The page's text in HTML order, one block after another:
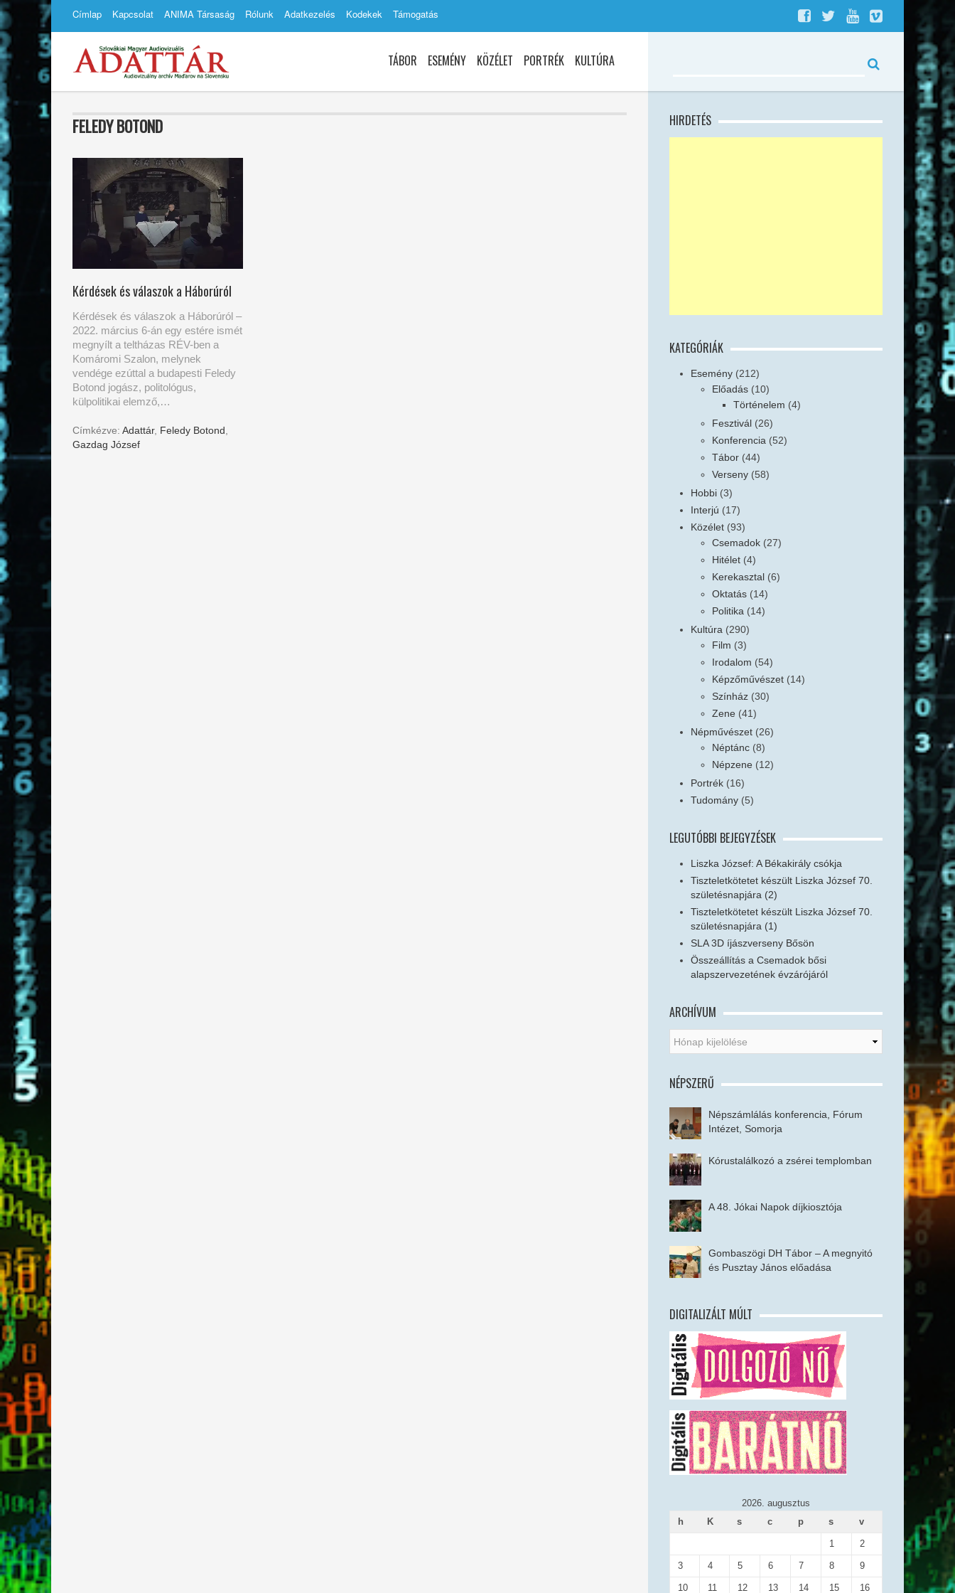
Címlap Kapcsolat ANIMA Társaság Rólunk Adatkezelés Kodekek Támogatás
TÁBOR ESEMÉNY KÖZÉLET PORTRÉK KULTÚRA
FELEDY BOTOND
Kérdések és válaszok a Háborúról
Kérdések és válaszok a Háborúról –
2022. március 6-án egy estére ismét
megnyílt a teltházas RÉV-ben a
Komáromi Szalon, melynek
vendége ezúttal a budapesti Feledy
Botond jogász, politológus,
külpolitikai elemző,…
Címkézve: Adattár, Feledy Botond
Gazdag József
HIRDETÉS
KATEGÓRIÁK
Esemény (212)
Előadás (10)
Történelem (4)
Fesztivál (26)
Konferencia (52)
Tábor (44)
Verseny (58)
Hobbi (3)
Interjú (17)
Közélet (93)
Csemadok (27)
Hitélet (4)
Kerekasztal (6)
Oktatás (14)
Politika (14)
Kultúra (290)
Film (3)
Irodalom (54)
Képzőművészet (14)
Színház (30)
Zene (41)
Népművészet (26)
Néptánc (8)
Népzene (12)
Portrék (16)
Tudomány (5)
LEGUTÓBBI BEJEGYZÉSEK
Liszka József: A Békakirály csókja
Tiszteletkötetet készült Liszka József 70.
születésnapjára (2)
Tiszteletkötetet készült Liszka József 70.
születésnapjára (1)
SLA 3D íjászverseny Bősön
Összeállítás a Csemadok bősi
alapszervezetének évzárójáról
ARCHÍVUM
NÉPSZERŰ
Népszámlálás konferencia, Fórum
Intézet, Somorja
Kórustalálkozó a zsérei templomban
A 48. Jókai Napok díjkiosztója
Gombaszögi DH Tábor – A megnyitó
és Pusztay János előadása
DIGITALIZÁLT MÚLT
2026. augusztus
h
K s c p s v
1 2
3 4 5 6 7 8 9
10 11 12 13 14 15 16